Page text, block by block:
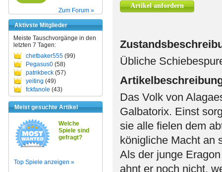
Zum Forum »
Aktivste Mitglieder
Meiste Tauschvorgänge in den
letzten 7 Tagen:
chetbaker555 (99)
Pegasus0 (58)
patrikbeck (57)
yeiting (49)
fckfanole (43)
Meist gesuchte Artikel
Welche
Spiele sind
gefragt?
Top Spiele anzeigen »
Artikel anfordern
Übliche
Das Volk von
Galbatorix. Einst
sie alle fielen dem
königliche Macht an
Als der junge
ahnt er noch nicht,